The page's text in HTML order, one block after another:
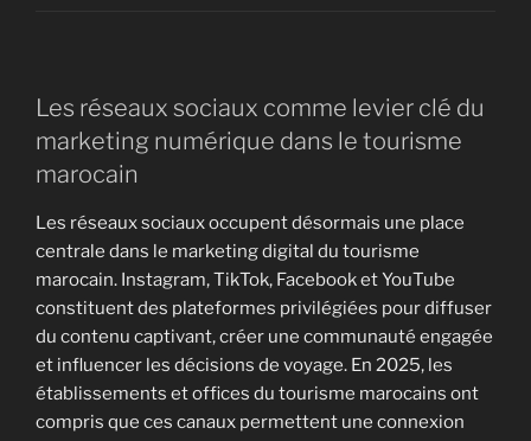
Les réseaux sociaux comme levier clé du
marketing numérique dans le tourisme
marocain
Les réseaux sociaux occupent désormais une place
centrale dans le marketing digital du tourisme
marocain. Instagram, TikTok, Facebook et YouTube
constituent des plateformes privilégiées pour diffuser
du contenu captivant, créer une communauté engagée
et influencer les décisions de voyage. En 2025, les
établissements et offices du tourisme marocains ont
compris que ces canaux permettent une connexion